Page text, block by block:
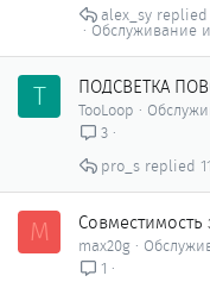
Обслуживание
alex_sy
T ПОДСВЕТКА
TooLoop
3
pro_s
M Совместимость
max20g
1